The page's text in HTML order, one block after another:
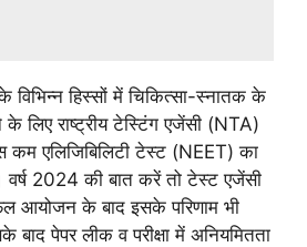
विभिन्न हिस्सों में चिकित्सा-स्नातक के
के लिए राष्ट्रीय टेस्टिंग एजेंसी (NTA)
एलिजिबिलिटी टेस्ट (NEET) का
2024 की बात करें तो टेस्ट एजेंसी
आयोजन के बाद इसके परिणाम भी
बाद पेपर लीक व परीक्षा में अनियमितता